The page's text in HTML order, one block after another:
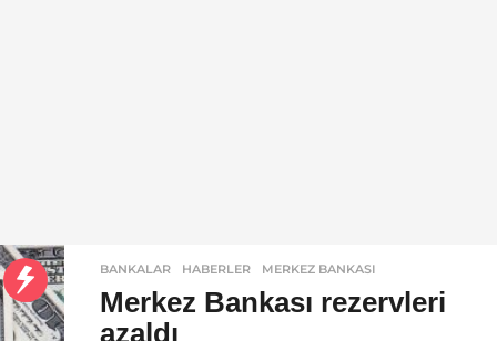
BANKALAR ,HABERLER MERKEZ BANKASI
Merkez Bankası rezervleri
azaldı